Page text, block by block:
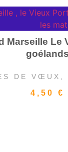
Marseille Le
DE VŒUX
4,50 €